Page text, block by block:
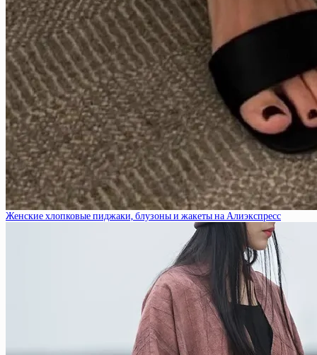
Женские хлопковые пиджаки, блузоны и жакеты на Алиэкспресс